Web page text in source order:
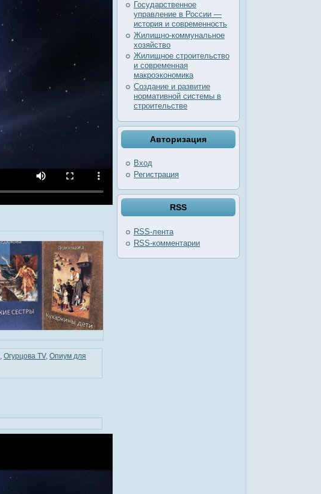
, Огурцова TV, Опиум для
Государственное
управление в России —
история и современность
Жилищно-коммунальное
хозяйство
Жилищное строительство
и современная
макроэкономика
Создание и развитие
нормативной системы в
строительстве
Авторизация
Вход
Регистрация
RSS
RSS-лента
RSS-комментарии